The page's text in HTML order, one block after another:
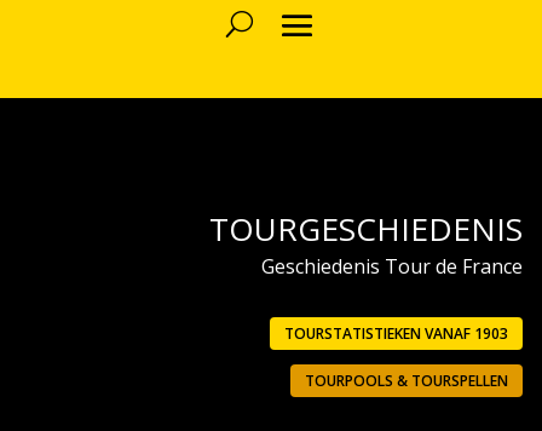
TOURGESCHIEDENIS
Geschiedenis Tour de France
TOURSTATISTIEKEN VANAF 1903
TOURPOOLS & TOURSPELLEN